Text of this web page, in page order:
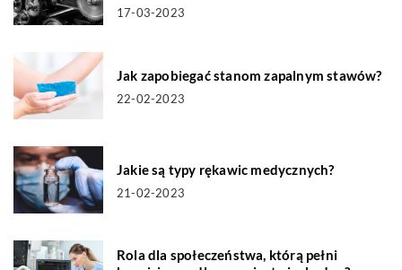
17-03-2023
Jak zapobiegać stanom zapalnym stawów?
22-02-2023
Jakie są typy rękawic medycznych?
21-02-2023
Rola dla społeczeństwa, którą pełni